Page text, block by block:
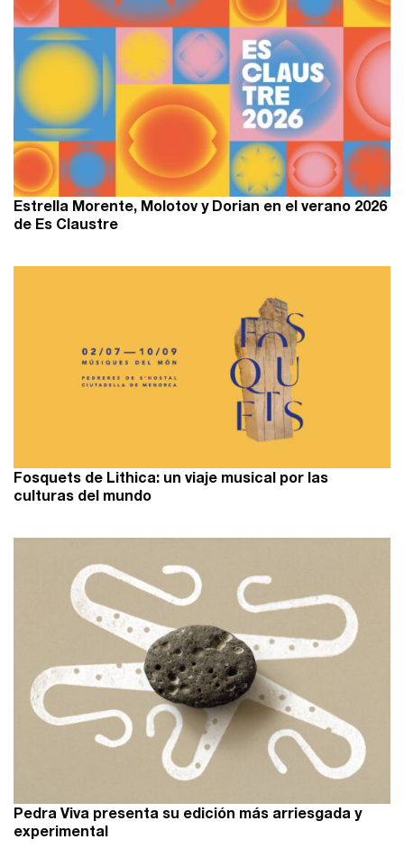
Estrella Morente, Molotov y Dorian en el verano 2026
de Es Claustre
Fosquets de Lithica: un viaje musical por las
culturas del mundo
Pedra Viva presenta su edición más arriesgada y
experimental